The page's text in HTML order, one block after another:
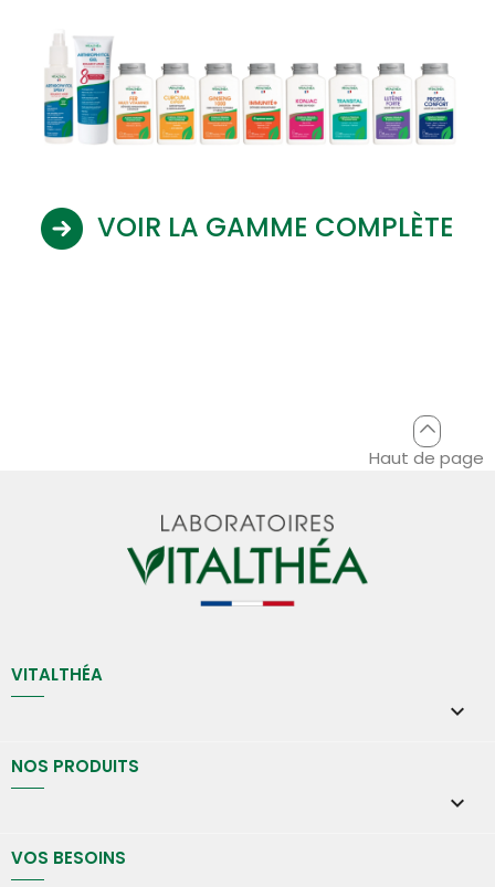
VOIR LA GAMME COMPLÈTE
Haut de page
VITALTHÉA

NOS PRODUITS

VOS BESOINS